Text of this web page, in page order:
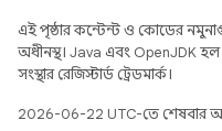
এই পৃষ্ঠার কন্টেন্ট ও কোডের
অধীনস্থ। Java এবং OpenJDK
সংস্থার রেজিস্টার্ড ট্রেডমার্ক।
2026-06-22 UTC-তে শেষবার